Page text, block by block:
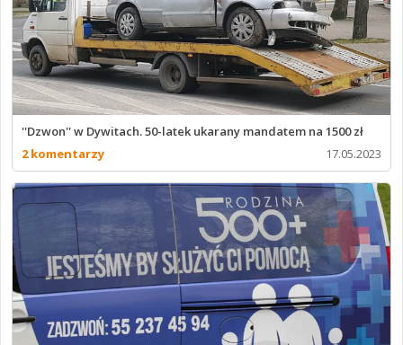
''Dzwon'' w Dywitach. 50-latek ukarany mandatem na 1500 zł
2 komentarzy
17.05.2023